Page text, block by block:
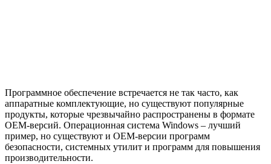
Программное обеспечение встречается не так часто, как
аппаратные комплектующие, но существуют популярные
продукты, которые чрезвычайно распространены в формате
OEM-версий. Операционная система Windows – лучший
пример, но существуют и OEM-версии программ
безопасности, системных утилит и программ для повышения
производительности.